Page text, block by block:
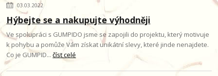
03.03.2022
Hýbejte se a nakupujte výhodněji
Ve spolupráci s GUMPIDO jsme se zapojili do projektu, který motivuje
k pohybu a pomůže Vám získat unikátní slevy, které jinde nenajdete.
Co je GUMPID...číst celé